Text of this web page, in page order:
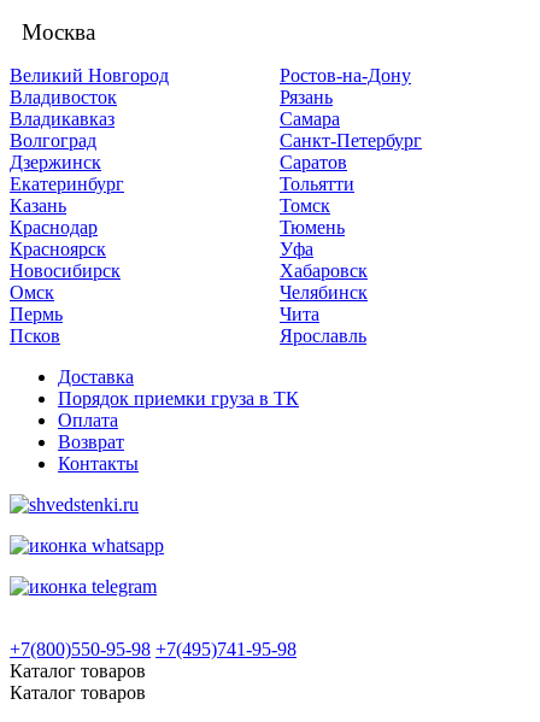
Москва
Великий Новгород
Владивосток
Владикавказ
Волгоград
Дзержинск
Екатеринбург
Казань
Краснодар
Красноярск
Новосибирск
Омск
Пермь
Псков
Ростов-на-Дону
Рязань
Самара
Санкт-Петербург
Саратов
Тольятти
Томск
Тюмень
Уфа
Хабаровск
Челябинск
Чита
Ярославль
Доставка
Порядок приемки груза в ТК
Оплата
Возврат
Контакты
+7(800)550-95-98 +7(495)741-95-98
Каталог товаров
Каталог товаров